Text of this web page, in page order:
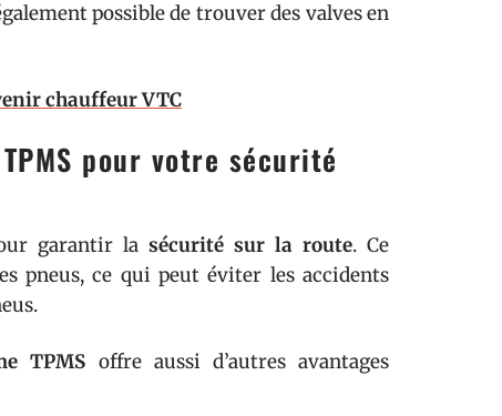
possible de trouver des valves en
chauffeur VTC
pour votre sécurité
garantir la sécurité sur la route. Ce
pneus, ce qui peut éviter les accidents
TPMS offre aussi d’autres avantages